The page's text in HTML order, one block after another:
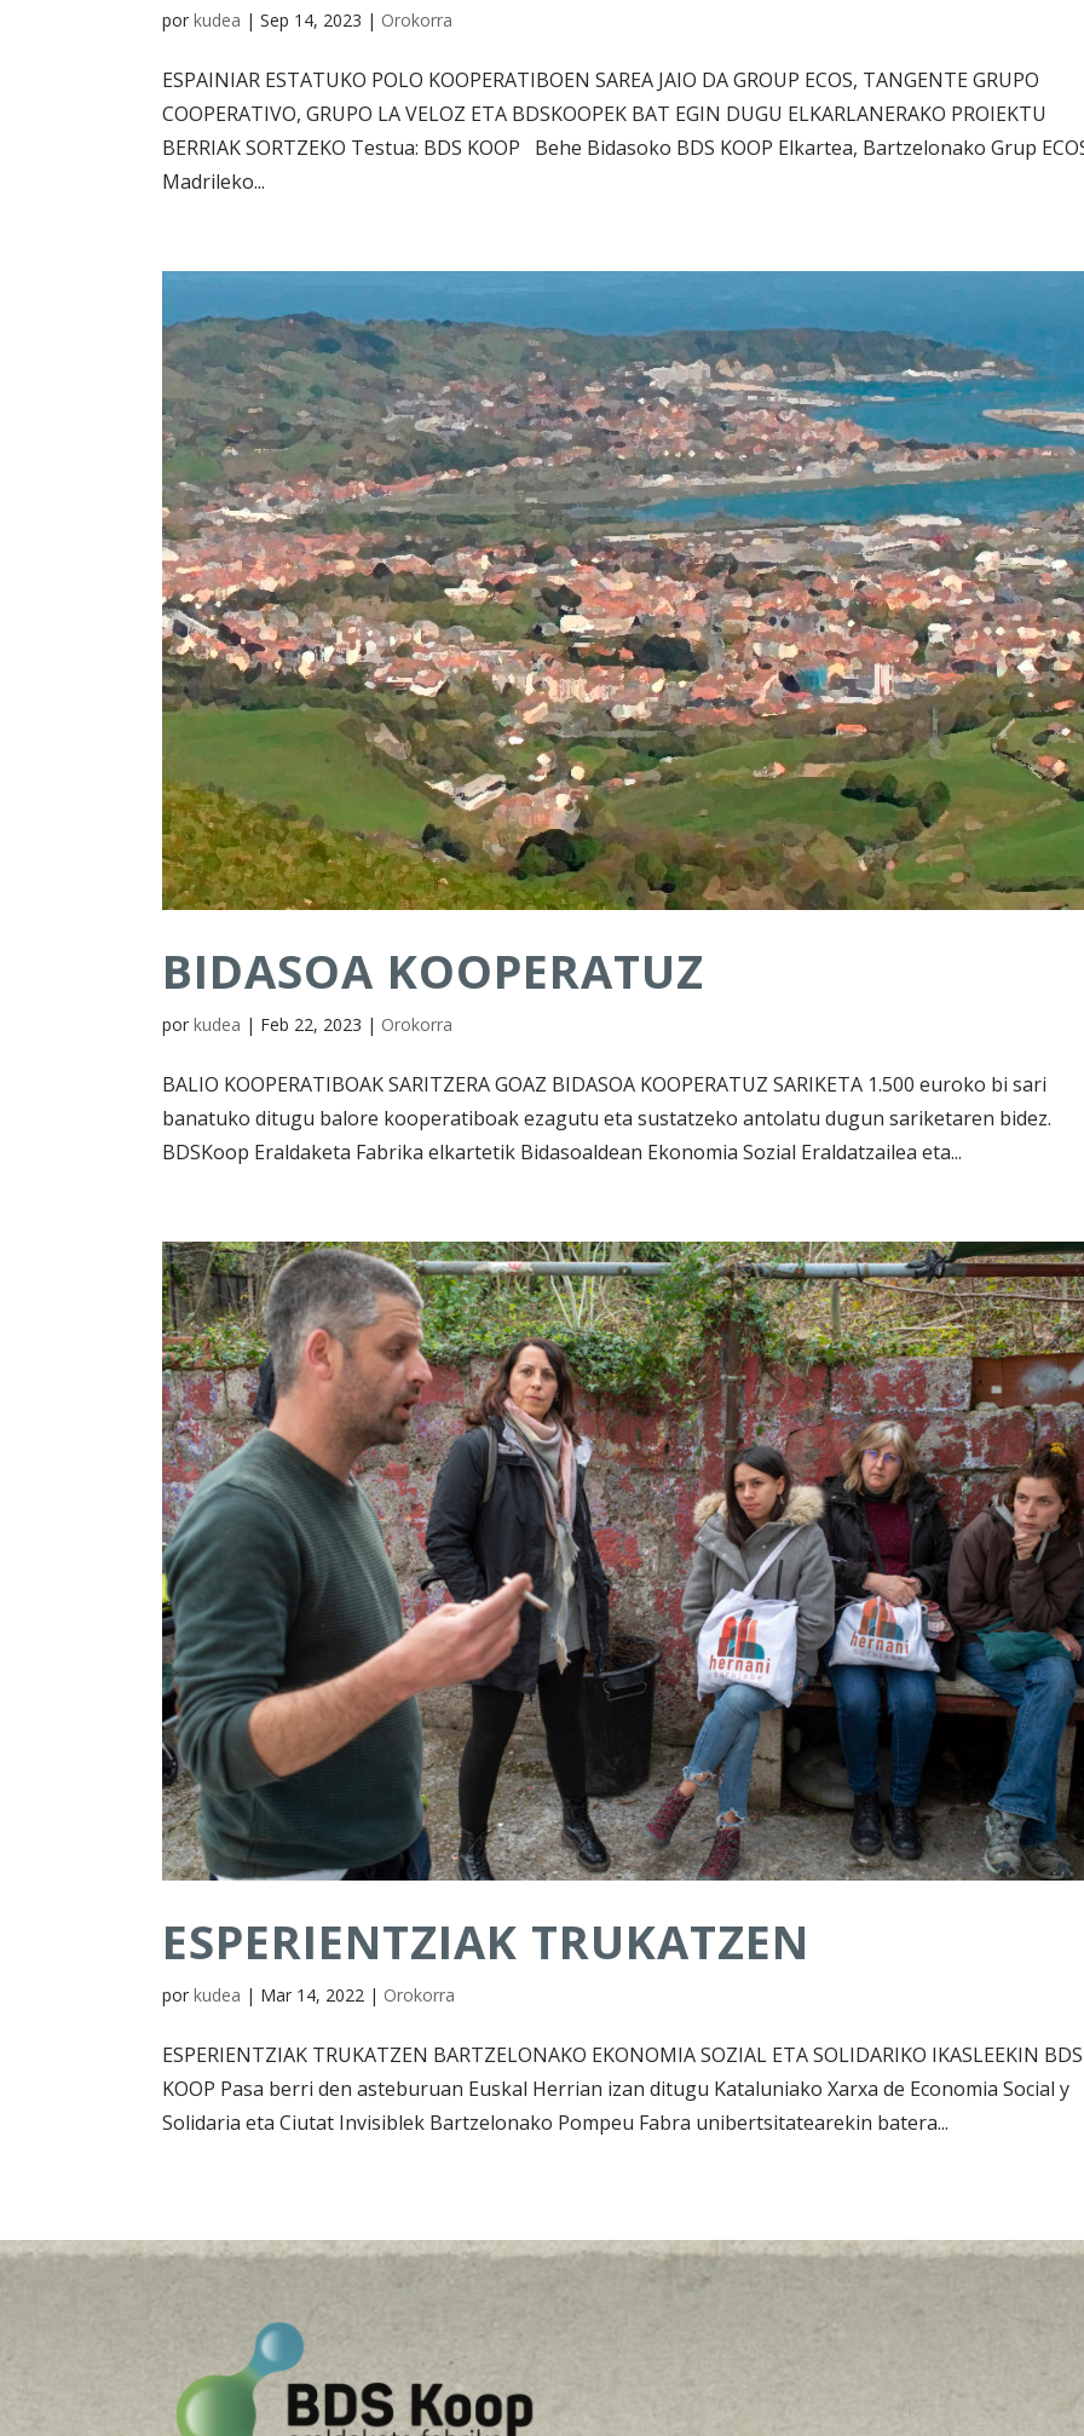
porkudea |Sep 14, 2023 | Orokorra
ESPAINIAR ESTATUKO POLO KOOPERATIBOEN SAREA JAIO DA GROUP ECOS, TANGENTE GRUPO
COOPERATIVO, GRUPO LA VELOZ ETA BDSKOOPEK BAT EGIN DUGU ELKARLANERAKO PROIEKTU
BERRIAK SORTZEKO Testua: BDS KOOP Behe Bidasoko BDS KOOP Elkartea, Bartzelonako Grup
Madrileko...
BIDASOA KOOPERATUZ
porkudea | Feb 22, 2023 | Orokorra
BALIO KOOPERATIBOAK SARITZERA GOAZ BIDASOA KOOPERATUZ SARIKETA 1.500 euroko bi sari
banatuko ditugu balore kooperatiboak ezagutu eta sustatzeko antolatu dugun sariketaren bidez.
BDSKoop Eraldaketa Fabrika elkartetik Bidasoaldean Ekonomia Sozial Eraldatzailea eta...
ESPERIENTZIAK TRUKATZEN
porkudea | Mar 14, 2022 | Orokorra
ESPERIENTZIAK TRUKATZEN BARTZELONAKO EKONOMIA SOZIAL ETA SOLIDARIKO IKASLEEKIN BDS
KOOP Pasa berri den asteburuan Euskal Herrian izan ditugu Kataluniako Xarxa de Economia Social y
Solidaria eta Ciutat Invisiblek Bartzelonako Pompeu Fabra unibertsitatearekin batera...